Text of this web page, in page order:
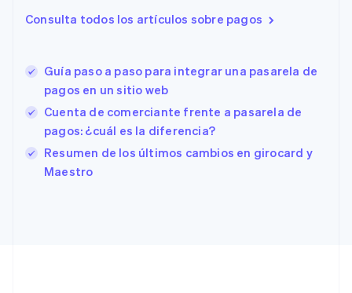
Consulta todos los artículos sobre pagos
Guía paso a paso para integrar una pasarela de
pagos en un sitio web
Cuenta de comerciante frente a pasarela de
pagos: ¿cuál es la diferencia?
Resumen de los últimos cambios en girocard y
Maestro
English
España
Español English
Estados Unidos
EnglishEspañol简体中文
Estonia
Finlandia
EnglishSvenska